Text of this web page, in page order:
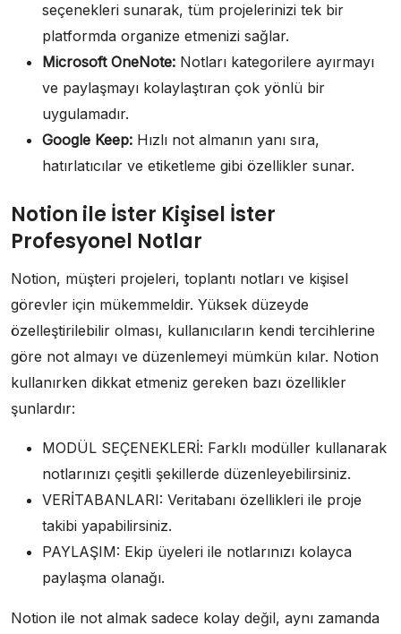
seçenekleri sunarak, tüm projelerinizi tek bir
platformda organize etmenizi sağlar.
Microsoft OneNote: Notları kategorilere ayırmayı
ve paylaşmayı kolaylaştıran çok yönlü bir
uygulamadır.
Google Keep: Hızlı not almanın yanı sıra,
hatırlatıcılar ve etiketleme gibi özellikler sunar.
Notion ile İster Kişisel İster
Profesyonel Notlar
Notion, müşteri projeleri, toplantı notları ve kişisel
görevler için mükemmeldir. Yüksek düzeyde
özelleştirilebilir olması, kullanıcıların kendi tercihlerine
göre not almayı ve düzenlemeyi mümkün kılar. Notion
kullanırken dikkat etmeniz gereken bazı özellikler
şunlardır:
MODÜL SEÇENEKLERİ: Farklı modüller kullanarak
notlarınızı çeşitli şekillerde düzenleyebilirsiniz.
VERİTABANLARI: Veritabanı özellikleri ile proje
takibi yapabilirsiniz.
PAYLAŞIM: Ekip üyeleri ile notlarınızı kolayca
paylaşma olanağı.
Notion ile not almak sadece kolay değil, aynı zamanda